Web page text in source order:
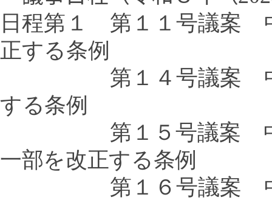
日程第１
第１１号議案
正する条例
第１４号議案 中野
する条例
第１５号議案 中野
一部を改正する条例
第１６号議案 中野